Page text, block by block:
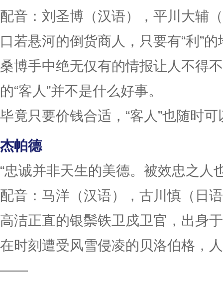
配音：刘圣博（汉语），平川大辅
口若悬河的倒货商人，只要有“利”
桑博手中绝无仅有的情报让人不得
的“客人”并不是什么好事。
毕竟只要价钱合适，“客人”也随时可
杰帕德
“忠诚并非天生的美德。被效忠之人
配音：马洋（汉语），古川慎（日
高洁正直的银鬃铁卫戍卫官，出身
在时刻遭受风雪侵凌的贝洛伯格，
——